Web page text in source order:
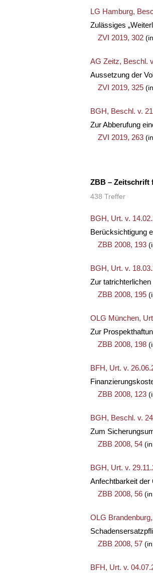
LG Hamburg,
Zulässiges
ZVI 2019, 302
AG Zeitz, Beschl.
Aussetzung der
ZVI 2019, 325
BGH, Beschl. v.
Zur Abberufung
ZVI 2019, 263
ZBB – Zeitschrift
438 Treffer
BGH, Urt. v.
Berücksichtigung
ZBB 2008, 193
BGH, Urt. v.
Zur
ZBB 2008, 195
OLG München,
Zur
ZBB 2008, 198
BFH, Urt. v.
ZBB 2008, 123
BGH, Beschl. v.
Zum
ZBB 2008, 54
BGH, Urt. v.
Anfechtbarkeit der
ZBB 2008, 56
OLG
ZBB 2008, 57
BFH, Urt. v.